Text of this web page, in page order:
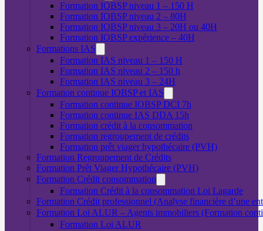
Formation IOBSP niveau 1 – 150 H
Formation IOBSP niveau 2 – 80H
Formation IOBSP niveau 3 – 20H ou 40H
Formation IOBSP expérience – 40H
Formations IAS
Formation IAS niveau 1 – 150 H
Formation IAS niveau 2 – 150 h
Formation IAS niveau 3 – 24H
Formation continue IOBSP et IAS
Formation continue IOBSP DCI 7h
Formation continue IAS DDA 15h
Formation crédit à la consommation
Formation regroupement de crédits
Formation prêt viager hypothécaire (PVH)
Formation Regroupement de Crédits
Formation Prêt Viager Hypothécaire (PVH)
Formation Crédit consommation
Formation Crédit à la consommation Loi Lagarde
Formation Crédit professionnel (Analyse financière d’une
Formation Loi ALUR – Agents immobiliers (Formation
Formation Loi ALUR
Nécessaire
Ces cookies ne
sont pas
facultatifs. Ils
sont nécessaires
fonctionnement
du site Web.
Statistiques
Afin que
nous
puissions
améliorer la
fonctionnalité
et la structure
du site Web,
en fonction